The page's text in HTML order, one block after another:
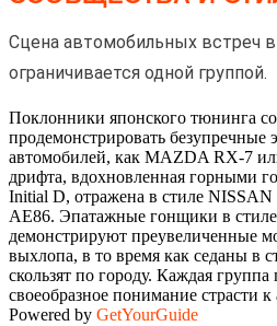
Сцена автомобильных встреч
ограничивается одной группой.
Поклонники японского тюнинга
продемонстрировать безупречные
автомобилей, как MAZDA RX-7
дрифта, вдохновленная горными
Initial D, отражена в стиле
AE86. Эпатажные гонщики в стиле
демонстрируют преувеличенные
выхлопа, в то время как седаны в
скользят по городу. Каждая группа
своеобразное понимание страсти
Powered by GetYourGuide